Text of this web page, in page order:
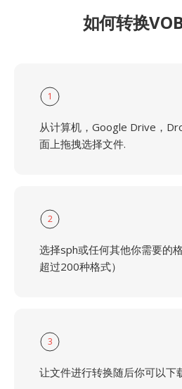
如何转换
1
从计算机，Google Drive，
面上拖拽选择文件.
2
选择sph或任何其他你需要的
超过200种格式）
3
让文件进行转换随后你可以下